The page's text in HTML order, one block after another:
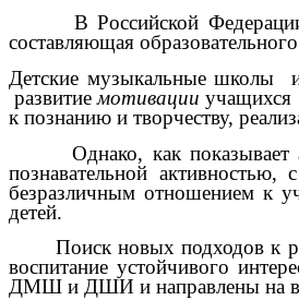
В Российской Федерации
составляющая
Детские музыкальные школы
развитиемотивации учащихся
к познанию и творчеству,
Однако, как показывает
познавательной
безразличным отношением к
детей.
Поиск новых подходов к
воспитание устойчивого
ДМШ и ДШИ и направлены на